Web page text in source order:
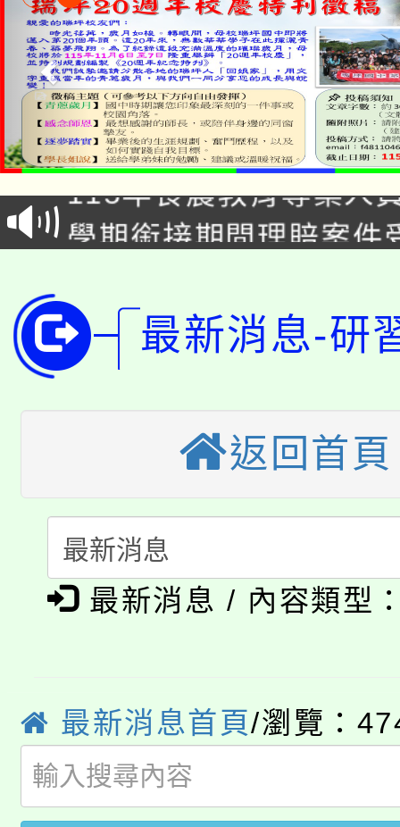
淨零綠生活教案入校路
會
115年食農教育專業人
程
學期銜接期間理賠案件
版
公告本校115學年度第
代理(課)教師甄選結果(
「2026金融保險知識
車」活動
桃園市115學年度學生
生本土語及新住民語歌
公告本校115學年度第
代理(課)教師甄選結果(
公告本校115學年度第
代理(課)教師甄選結果(
轉知中國文化大學推廣
《TA101》溝通分析基
系所師生報名參加。
淨零綠生活教案入校路
115年食農教育專業人
學籍身 分審查程序及
版
淨零綠領人才培育課程
公告本校115學年度第
代理(課)教師甄選結果(
「2026金融保險知識
最新消息-研
返回首頁
最新消息 / 內容類型
最新消息首頁/瀏覽：